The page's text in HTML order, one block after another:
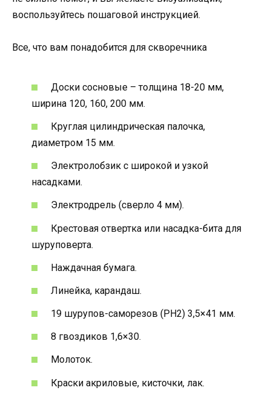
воспользуйтесь пошаговой инструкцией.
Все, что вам понадобится для скворечника
Доски сосновые – толщина 18-20 мм,
ширина 120, 160, 200 мм.
Круглая цилиндрическая палочка,
диаметром 15 мм.
Электролобзик с широкой и узкой
насадками.
Электродрель (сверло 4 мм).
Крестовая отвертка или насадка-бита для
шуруповерта.
Наждачная бумага.
Линейка, карандаш.
19 шурупов-саморезов (PH2) 3,5×41 мм.
8 гвоздиков 1,6×30.
Молоток.
Краски акриловые, кисточки, лак.